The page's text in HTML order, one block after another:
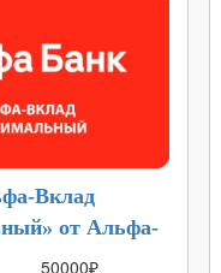
Вклад
от Альфа-
Банка50000₽